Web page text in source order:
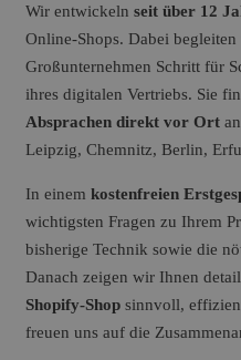
Wir entwickeln seit über 12
Online-Shops. Dabei
Großunternehmen Schritt für
ihres digitalen Vertriebs. Sie
Absprachen direkt vor Ortan
Leipzig, Chemnitz, Berlin,
In einem kostenfreien
wichtigsten Fragen zu Ihrem
bisherige Technik sowie die
Danach zeigen wir Ihnen
Shopify-Shopsinnvoll,
freuen uns auf die